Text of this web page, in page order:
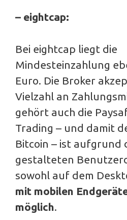
– eightcap:
Bei eightcap liegt die
Mindesteinzahlung
Euro. Die Broker
Vielzahl an
gehört auch die
Trading – und damit
Bitcoin – ist aufgrund
gestalteten
sowohl auf dem
mit mobilen
möglich.